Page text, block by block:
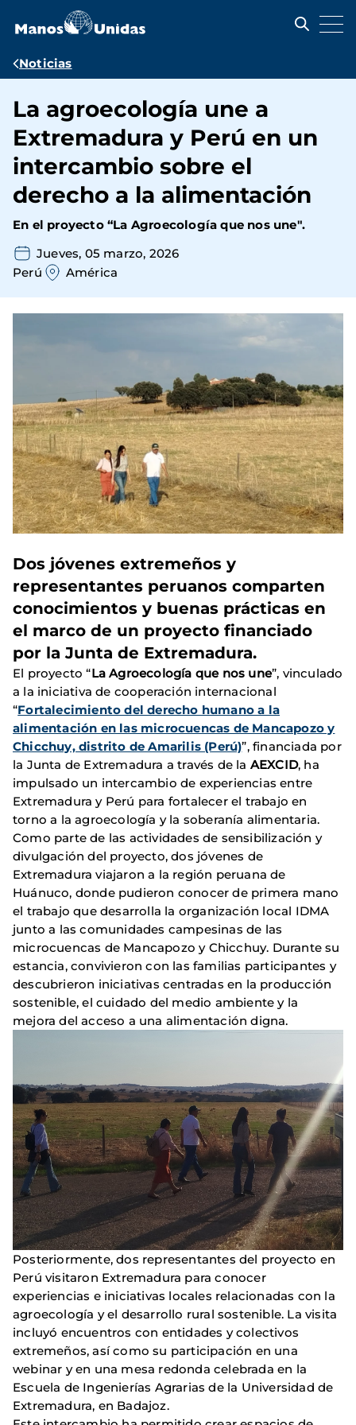
contenido
Ruta
navegación
Noticias
La agroecología une a
Extremadura y Perú en un
intercambio sobre el
derecho a la alimentación
En el proyecto “La Agroecología que nos une".
Jueves, 05 marzo, 2026
Perú
América
Dos jóvenes extremeños y
representantes peruanos comparten
conocimientos y buenas prácticas en
el marco de un proyecto financiado
por laJunta de Extremadura.
El proyecto “La Agroecología que nos une”, vinculado
a la iniciativa de cooperación internacional
“Fortalecimiento del derecho humano a la
alimentación en las microcuencas de Mancapozo y
Chicchuy, distrito de Amarilis (Perú)”, financiada por
la Junta de Extremadura a través de la AEXCID, ha
impulsado un intercambio de experiencias entre
Extremadura y Perú para fortalecer el trabajo en
torno a la agroecología y la soberanía alimentaria.
Como parte de las actividades de sensibilización y
divulgación del proyecto, dos jóvenes de
Extremadura viajaron a la región peruana de
Huánuco, donde pudieron conocer de primera mano
el trabajo que desarrolla la organización local IDMA
junto a las comunidades campesinas de las
microcuencas de Mancapozo y Chicchuy. Durante su
estancia, convivieron con las familias participantes y
descubrieron iniciativas centradas en la producción
sostenible, el cuidado del medio ambiente y la
mejora del acceso a una alimentación digna.
Posteriormente, dos representantes del proyecto en
Perú visitaron Extremadura para conocer
experiencias e iniciativas locales relacionadas con la
agroecología y el desarrollo rural sostenible. La visita
incluyó encuentros con entidades y colectivos
extremeños, así como su participación en una
webinar y en una mesa redonda celebrada en la
Escuela de Ingenierías Agrarias de la Universidad de
Extremadura, en Badajoz.